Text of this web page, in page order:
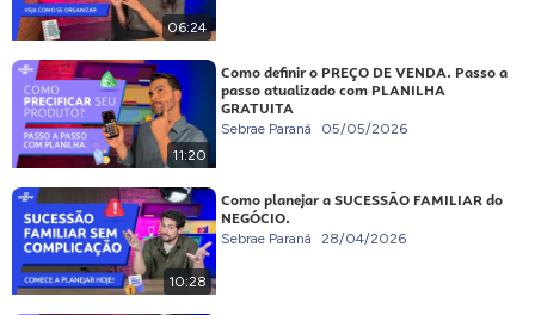
06:24
11:20
Como definir o PREÇO DE VENDA. Passo a
passo atualizado com PLANILHA
GRATUITA
Sebrae Paraná 05/05/2026
10:28
Como planejar a SUCESSÃO FAMILIAR do
NEGÓCIO.
Sebrae Paraná 28/04/2026